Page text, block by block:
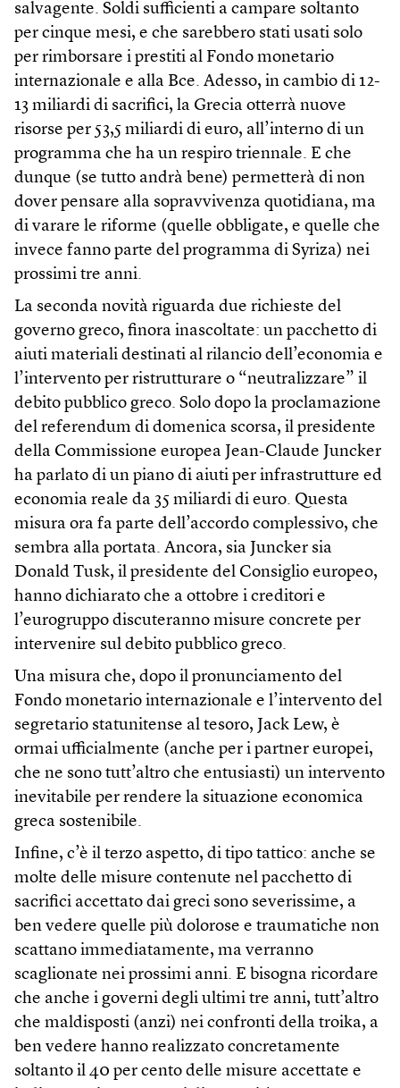
salvagente. Soldi sufficienti a campare soltanto
per cinque mesi, e che sarebbero stati usati solo
per rimborsare i prestiti al Fondo monetario
internazionale e alla Bce. Adesso, in cambio di 12-
13 miliardi di sacrifici, la Grecia otterrà nuove
risorse per 53,5 miliardi di euro, all’interno di un
programma che ha un respiro triennale. E che
dunque (se tutto andrà bene) permetterà di non
dover pensare alla sopravvivenza quotidiana, ma
di varare le riforme (quelle obbligate, e quelle che
invece fanno parte del programma di Syriza) nei
prossimi tre anni.
La seconda novità riguarda due richieste del
governo greco, finora inascoltate: un pacchetto di
aiuti materiali destinati al rilancio dell’economia e
l’intervento per ristrutturare o “neutralizzare” il
debito pubblico greco. Solo dopo la proclamazione
del referendum di domenica scorsa, il presidente
della Commissione europea Jean-Claude Juncker
ha parlato di un piano di aiuti per infrastrutture ed
economia reale da 35 miliardi di euro. Questa
misura ora fa parte dell’accordo complessivo, che
sembra alla portata. Ancora, sia Juncker sia
Donald Tusk, il presidente del Consiglio europeo,
hanno dichiarato che a ottobre i creditori e
l’eurogruppo discuteranno misure concrete per
intervenire sul debito pubblico greco.
Una misura che, dopo il pronunciamento del
Fondo monetario internazionale e l’intervento del
segretario statunitense al tesoro, Jack Lew, è
ormai ufficialmente (anche per i partner europei,
che ne sono tutt’altro che entusiasti) un intervento
inevitabile per rendere la situazione economica
greca sostenibile.
Infine, c’è il terzo aspetto, di tipo tattico: anche se
molte delle misure contenute nel pacchetto di
sacrifici accettato dai greci sono severissime, a
ben vedere quelle più dolorose e traumatiche non
scattano immediatamente, ma verranno
scaglionate nei prossimi anni. E bisogna ricordare
che anche i governi degli ultimi tre anni, tutt’altro
che maldisposti (anzi) nei confronti della troika, a
ben vedere hanno realizzato concretamente
soltanto il 40 per cento delle misure accettate e